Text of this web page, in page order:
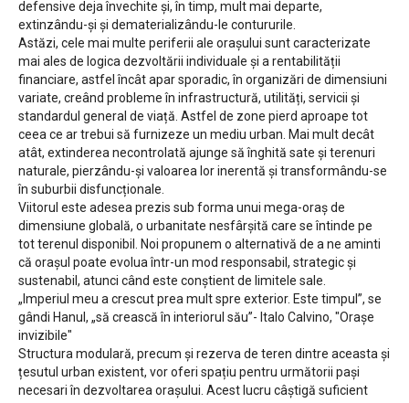
defensive deja învechite și, în timp, mult mai departe,
extinzându-și și dematerializându-le contururile.
Astăzi, cele mai multe periferii ale orașului sunt caracterizate
mai ales de logica dezvoltării individuale și a rentabilității
financiare, astfel încât apar sporadic, în organizări de dimensiuni
variate, creând probleme în infrastructură, utilități, servicii și
standardul general de viață. Astfel de zone pierd aproape tot
ceea ce ar trebui să furnizeze un mediu urban. Mai mult decât
atât, extinderea necontrolată ajunge să înghită sate și terenuri
naturale, pierzându-și valoarea lor inerentă și transformându-se
în suburbii disfuncționale.
Viitorul este adesea prezis sub forma unui mega-oraș de
dimensiune globală, o urbanitate nesfârșită care se întinde pe
tot terenul disponibil. Noi propunem o alternativă de a ne aminti
că orașul poate evolua într-un mod responsabil, strategic și
sustenabil, atunci când este conștient de limitele sale.
„Imperiul meu a crescut prea mult spre exterior. Este timpul”, se
gândi Hanul, „să crească în interiorul său”- Italo Calvino, "Orașe
invizibile"
Structura modulară, precum și rezerva de teren dintre aceasta și
țesutul urban existent, vor oferi spațiu pentru următorii pași
necesari în dezvoltarea orașului. Acest lucru câștigă suficient